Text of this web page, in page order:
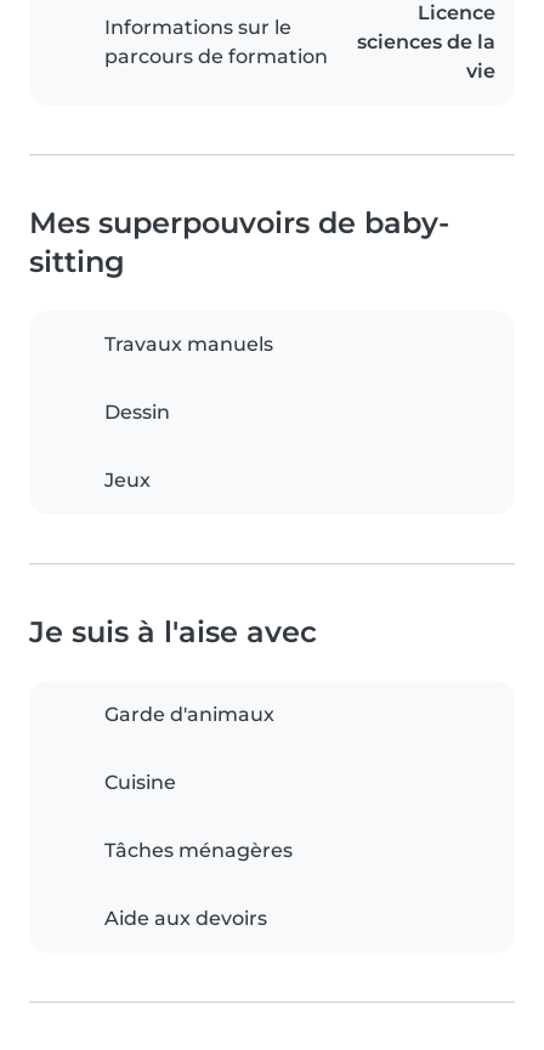
Informations sur le
parcours de formation
Licence
sciences de la
vie
Mes superpouvoirs de baby-
sitting
Travaux manuels
Dessin
Jeux
Je suis à l'aise avec
Garde d'animaux
Cuisine
Tâches ménagères
Aide aux devoirs